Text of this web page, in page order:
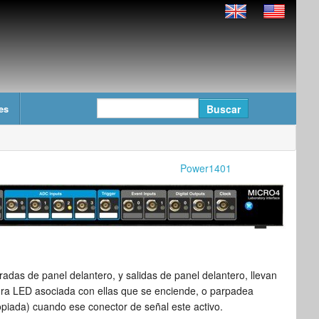
Power1401
de panel delantero, y salidas de panel delantero, llevan
LED asociada con ellas que se enciende, o parpadea
cuando ese conector de señal este activo.